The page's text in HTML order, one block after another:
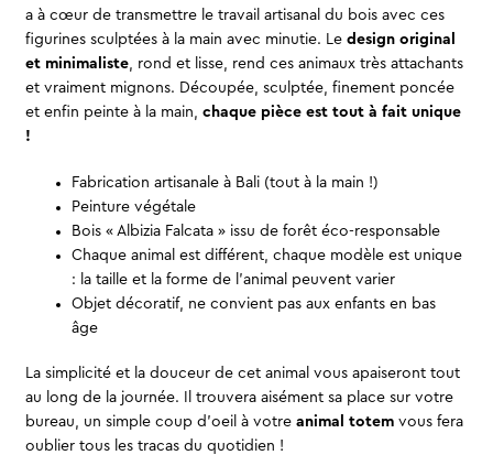
a à cœur de transmettre le travail artisanal du bois avec ces
figurines sculptées à la main avec minutie. Le design original
et minimaliste, rond et lisse, rend ces animaux très attachants
et vraiment mignons. Découpée, sculptée, finement poncée
et enfin peinte à la main, chaque pièce est tout à fait unique
!
Fabrication artisanale à Bali (tout à la main !)
Peinture végétale
Bois « Albizia Falcata » issu de forêt éco-responsable
Chaque animal est différent, chaque modèle est unique
: la taille et la forme de l’animal peuvent varier
Objet décoratif, ne convient pas aux enfants en bas
âge
La simplicité et la douceur de cet animal vous apaiseront tout
au long de la journée. Il trouvera aisément sa place sur votre
bureau, un simple coup d’oeil à votre animal totemvous fera
oublier tous les tracas du quotidien !